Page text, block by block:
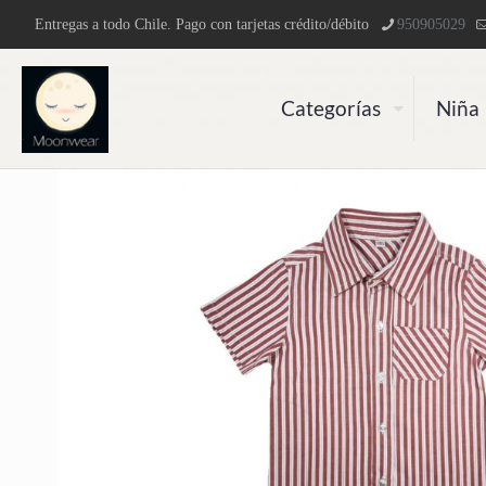
Entregas a todo Chile. Pago con tarjetas crédito/débito 950905029
Categorías Niña